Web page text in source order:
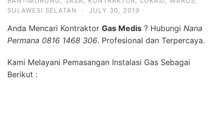
SULAWESI SELATAN
· JULY 30, 2019
Anda Mencari Kontraktor Gas Medis ? Hubungi Nana
Permana 0816 1468 306. Profesional dan Terpercaya.
Kami Melayani Pemasangan Instalasi Gas Sebagai
Berikut :